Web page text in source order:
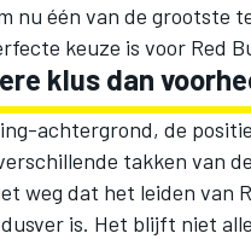
nu één van de grootste
keuze is voor Red
klus dan
achtergrond, de
takken van
weg dat het leiden van
is. Het blijft niet